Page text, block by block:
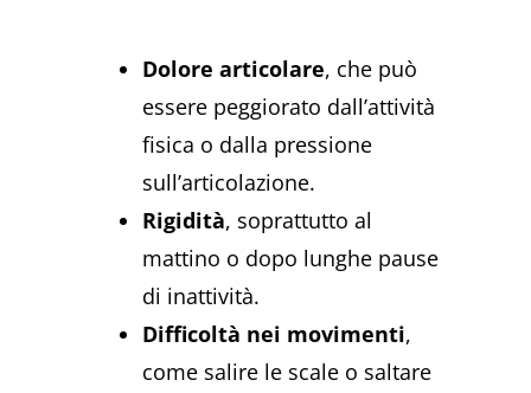
Dolore articolare, che può
essere peggiorato dall’attività
fisica o dalla pressione
sull’articolazione.
Rigidità, soprattutto al
mattino o dopo lunghe pause
di inattività.
Difficoltà nei movimenti,
come salire le scale o saltare